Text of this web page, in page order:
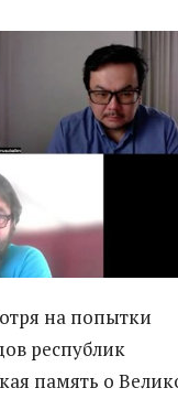
на попытки
республик
память о